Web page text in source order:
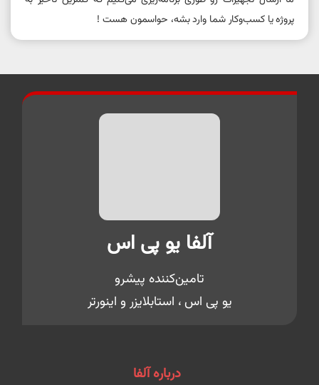
پروژه یا کسب‌وکار شما وارد بشه، حواسمون هست !
آلفا یو پی اس
تامین‌کننده پیشرو
یو پی اس ، استابلایزر و اینورتر
درباره آلفا